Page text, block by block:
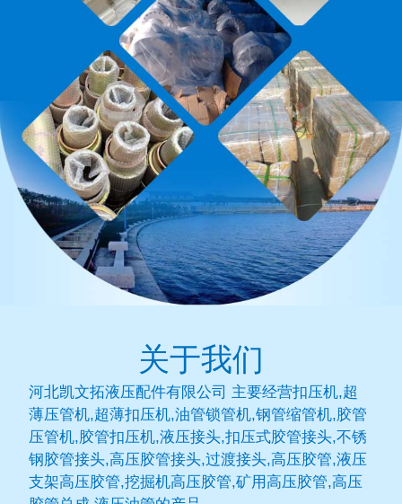
关于我们
河北凯文拓液压配件有限公司 主要经营扣压机,超
薄压管机,超薄扣压机,油管锁管机,钢管缩管机,胶管
压管机,胶管扣压机,液压接头,扣压式胶管接头,不锈
钢胶管接头,高压胶管接头,过渡接头,高压胶管,液压
支架高压胶管,挖掘机高压胶管,矿用高压胶管,高压